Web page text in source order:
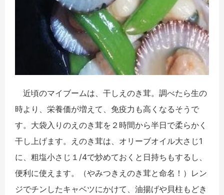
近頃のマイブームは、干しえのき茸。調べたら生の
時より、栄養価が増えて、免疫力も高くなるそうで
す。大袋入りのえのき茸を２時間から半日で柔らかく
干し上げます。えのき茸は、オリーブオイル大さじ1
に、粗塩小さじ１/4で炒めておくと日持ちもするし、
便利に使えます。（やみつきえのき茸と命名！）レン
ジでチンしたキャベツにかけて、油揚げや貝柱もどき